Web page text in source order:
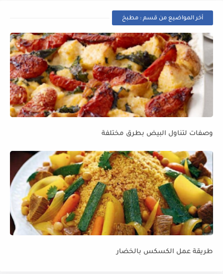
أخر المواضيع من قسم : مطبخ
وصفات لتناول البيض بطرق مختلفة
طريقة عمل الكسكس بالخضار